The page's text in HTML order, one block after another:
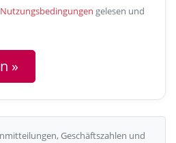
Nutzungsbedingungen gelesen und
»
Geschäftszahlen und